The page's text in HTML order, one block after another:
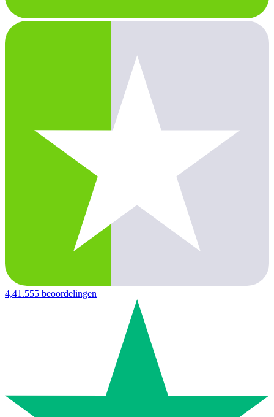
4,41.555 beoordelingen